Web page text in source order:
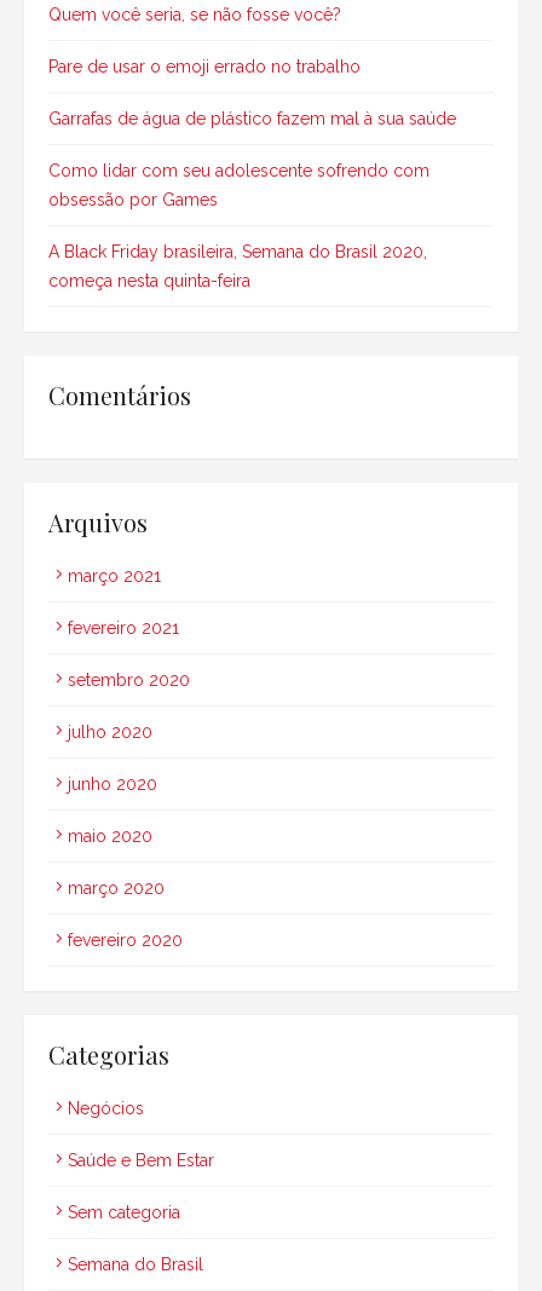
Quem você seria, se não fosse você?
Pare de usar o emoji errado no trabalho
Garrafas de água de plástico fazem mal à sua saúde
Como lidar com seu adolescente sofrendo com
obsessão por Games
A Black Friday brasileira, Semana do Brasil 2020,
começa nesta quinta-feira
Comentários
Arquivos
março 2021
fevereiro 2021
setembro 2020
julho 2020
junho 2020
maio 2020
março 2020
fevereiro 2020
Categorias
Negócios
Saúde e Bem Estar
Sem categoria
Semana do Brasil